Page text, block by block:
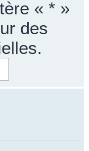
« * »
des